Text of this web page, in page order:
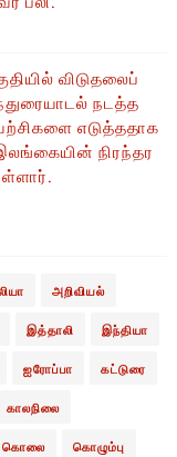
​​விடுதலைப்
நடத்த
எடுத்ததாக
நிரந்தர
அறிவியல்
இத்தாலி இந்தியா
ஐரோப்பா கட்டுரை
காலநிலை
கொலை கொழும்பு